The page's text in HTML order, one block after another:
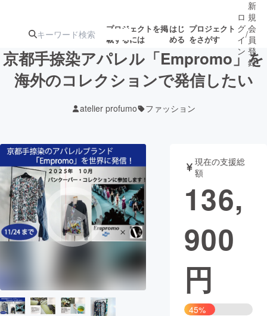
プロジェクトを掲
載するには
はじ
める
プロジェクト
をさがす
ターン
ジェクト
ロジェクト
アート・写真 音楽
テクノロジー・ガジェット ゲーム・サ
映像・映画
まちづくり・地域活性化
ロ
グ
イ
ン
/
新
規
会
員
登
録
京都手捺染アパレル「Empromo」を
海外のコレクションで発信したい
atelier profumo ファッション
現在の支援総
額
136,
900
円
45%